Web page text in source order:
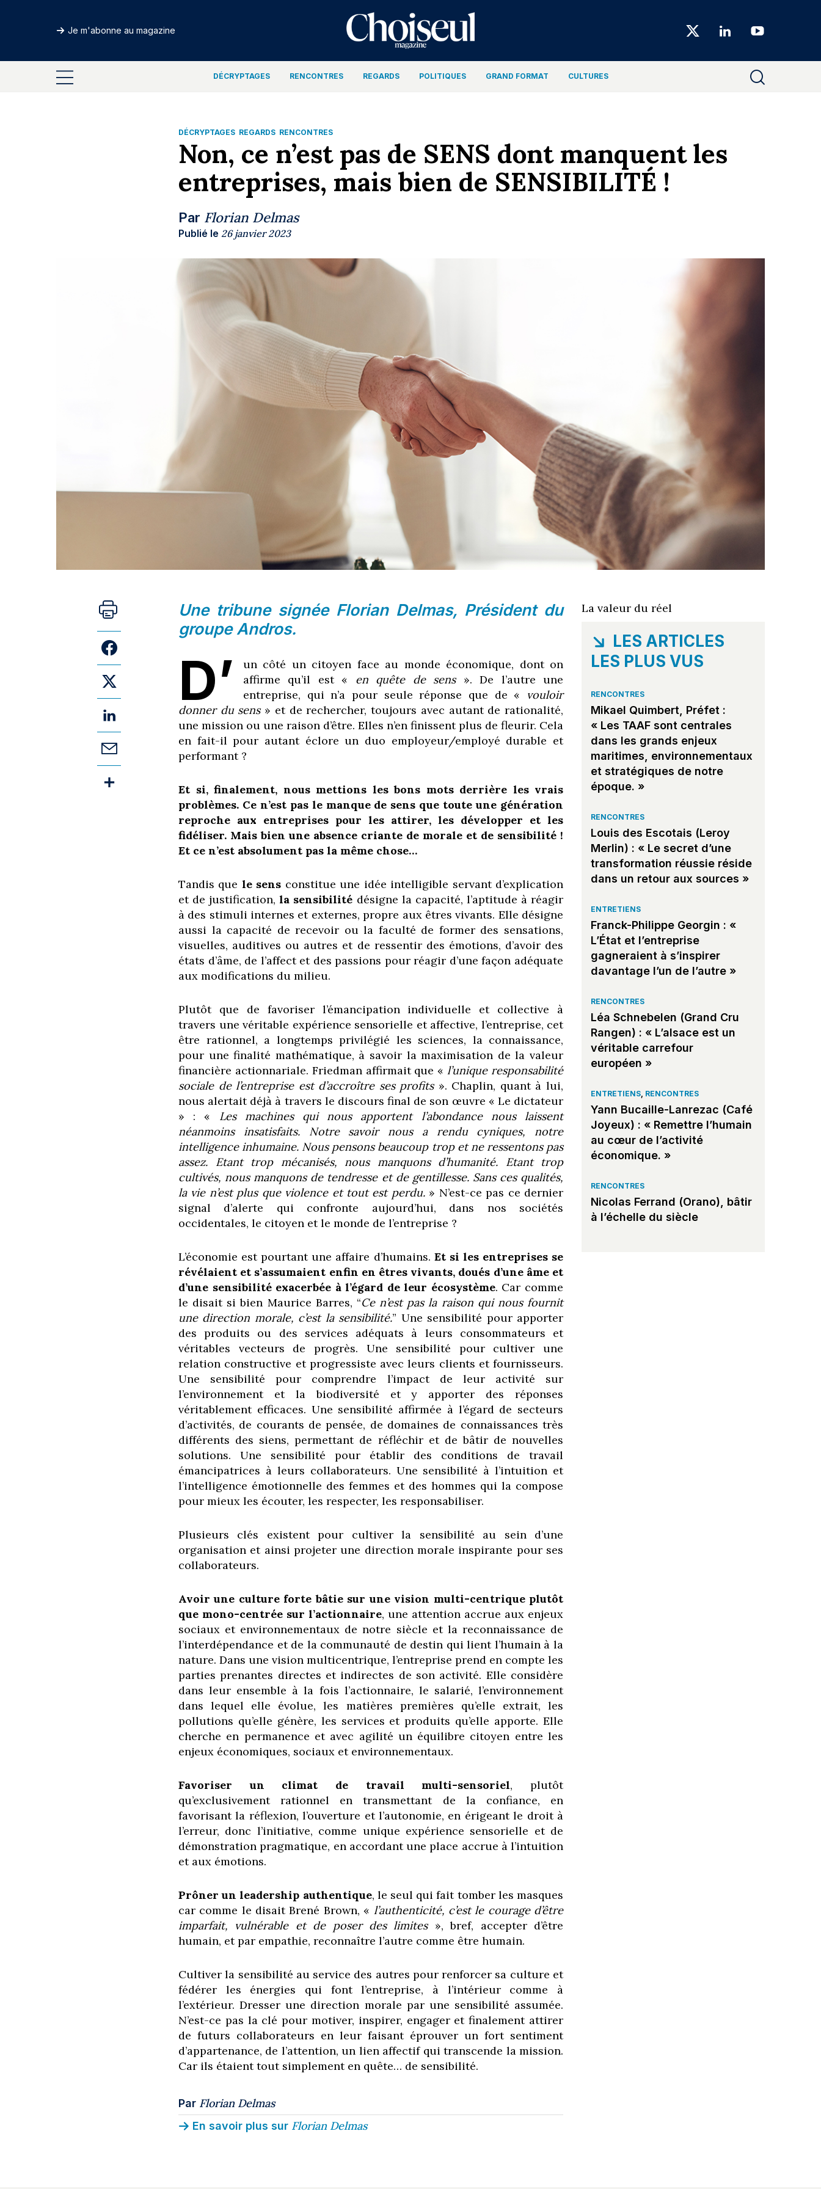
Je m'abonne au magazine Choiseul
Magazine
DÉCRYPTAGES RENCONTRES REGARDS POLITIQUES GRAND FORMAT CULTURES
DÉCRYPTAGES REGARDS RENCONTRES
Non, ce n’est pas de SENS dont manquent les
entreprises, mais bien de SENSIBILITÉ !
Par Florian Delmas
Publié le 26 janvier 2023
Une tribune signée Florian Delmas, Président du
groupe Andros.
D’
un côté un citoyen face au monde économique, dont on
affirme qu’il est « en quête de sens». De l’autre une
entreprise, qui n’a pour seule réponse que de « vouloir
donner du sens» et de rechercher, toujours avec autant de rationalité,
une mission ou une raison d’être. Elles n’en finissent plus de fleurir. Cela
en fait-il pour autant éclore un duo employeur/employé durable et
performant ?
Et si, finalement, nous mettions les bons mots derrière les vrais
problèmes. Ce n’est pas le manque de sens que toute une génération
reproche aux entreprises pour les attirer, les développer et les
fidéliser. Mais bien une absence criante de morale et de sensibilité !
Et ce n’est absolument pas la même chose…
Tandis que le sens constitue une idée intelligible servant d’explication
et de justification, la sensibilité désigne la capacité, l’aptitude à réagir
à des stimuli internes et externes, propre aux êtres vivants. Elle désigne
aussi la capacité de recevoir ou la faculté de former des sensations,
visuelles, auditives ou autres et de ressentir des émotions, d’avoir des
états d’âme, de l’affect et des passions pour réagir d’une façon adéquate
aux modifications du milieu.
Plutôt que de favoriser l’émancipation individuelle et collective à
travers une véritable expérience sensorielle et affective, l’entreprise, cet
être rationnel, a longtemps privilégié les sciences, la connaissance,
pour une finalité mathématique, à savoir la maximisation de la valeur
financière actionnariale. Friedman affirmait que « l’unique responsabilité
sociale de l’entreprise est d’accroître ses profits». Chaplin, quant à lui,
nous alertait déjà à travers le discours final de son œuvre « Le dictateur
» : « Les machines qui nous apportent l’abondance nous laissent
néanmoins insatisfaits. Notre savoir nous a rendu cyniques, notre
intelligence inhumaine. Nous pensons beaucoup trop et ne ressentons pas
assez. Etant trop mécanisés, nous manquons d’humanité. Etant trop
cultivés, nous manquons de tendresse et de gentillesse. Sans ces qualités,
la vie n’est plus que violence et tout est perdu.» N’est-ce pas ce dernier
signal d’alerte qui confronte aujourd’hui, dans nos sociétés
occidentales, le citoyen et le monde de l’entreprise ?
L’économie est pourtant une affaire d’humains. Et si les entreprises se
révélaient et s’assumaient enfin en êtres vivants, doués d’une âme et
d’une sensibilité exacerbée à l’égard de leur écosystème. Car comme
le disait si bien Maurice Barres, “Ce n’est pas la raison qui nous fournit
une direction morale, c’est la sensibilité.” Une sensibilité pour apporter
des produits ou des services adéquats à leurs consommateurs et
véritables vecteurs de progrès. Une sensibilité pour cultiver une
relation constructive et progressiste avec leurs clients et fournisseurs.
Une sensibilité pour comprendre l’impact de leur activité sur
l’environnement et la biodiversité et y apporter des réponses
véritablement efficaces. Une sensibilité affirmée à l’égard de secteurs
d’activités, de courants de pensée, de domaines de connaissances très
différents des siens, permettant de réfléchir et de bâtir de nouvelles
solutions. Une sensibilité pour établir des conditions de travail
émancipatrices à leurs collaborateurs. Une sensibilité à l’intuition et
l’intelligence émotionnelle des femmes et des hommes qui la compose
pour mieux les écouter, les respecter, les responsabiliser.
Plusieurs clés existent pour cultiver la sensibilité au sein d’une
organisation et ainsi projeter une direction morale inspirante pour ses
collaborateurs.
Avoir une culture forte bâtie sur une vision multi-centrique plutôt
que mono-centrée sur l’actionnaire, une attention accrue aux enjeux
sociaux et environnementaux de notre siècle et la reconnaissance de
l’interdépendance et de la communauté de destin qui lient l’humain à la
nature. Dans une vision multicentrique, l’entreprise prend en compte les
parties prenantes directes et indirectes de son activité. Elle considère
dans leur ensemble à la fois l’actionnaire, le salarié, l’environnement
dans lequel elle évolue, les matières premières qu’elle extrait, les
pollutions qu’elle génère, les services et produits qu’elle apporte. Elle
cherche en permanence et avec agilité un équilibre citoyen entre les
enjeux économiques, sociaux et environnementaux.
Favoriser un climat de travail multi-sensoriel, plutôt
qu’exclusivement rationnel en transmettant de la confiance, en
favorisant la réflexion, l’ouverture et l’autonomie, en érigeant le droit à
l’erreur, donc l’initiative, comme unique expérience sensorielle et de
démonstration pragmatique, en accordant une place accrue à l’intuition
et aux émotions.
Prôner un leadership authentique, le seul qui fait tomber les masques
car comme le disait Brené Brown, « l’authenticité, c’est le courage d’être
imparfait, vulnérable et de poser des limites», bref, accepter d’être
humain, et par empathie, reconnaître l’autre comme être humain.
Cultiver la sensibilité au service des autres pour renforcer sa culture et
fédérer les énergies qui font l’entreprise, à l’intérieur comme à
l’extérieur. Dresser une direction morale par une sensibilité assumée.
N’est-ce pas la clé pour motiver, inspirer, engager et finalement attirer
de futurs collaborateurs en leur faisant éprouver un fort sentiment
d’appartenance, de l’attention, un lien affectif qui transcende la mission.
Car ils étaient tout simplement en quête… de sensibilité.
Par Florian Delmas
En savoir plus sur Florian Delmas
La valeur du réel
LES ARTICLES
LES PLUS VUS
RENCONTRES
Mikael Quimbert, Préfet :
« Les TAAF sont centrales
dans les grands enjeux
maritimes, environnementaux
et stratégiques de notre
époque. »
RENCONTRES
Louis des Escotais (Leroy
Merlin) : « Le secret d’une
transformation réussie réside
dans un retour aux sources »
ENTRETIENS
Franck-Philippe Georgin : «
L’État et l’entreprise
gagneraient à s’inspirer
davantage l’un de l’autre »
RENCONTRES
Léa Schnebelen (Grand Cru
Rangen) : « L’alsace est un
véritable carrefour
européen »
ENTRETIENS, RENCONTRES
Yann Bucaille-Lanrezac (Café
Joyeux) : « Remettre l’humain
au cœur de l’activité
économique. »
RENCONTRES
Nicolas Ferrand (Orano), bâtir
à l’échelle du siècle